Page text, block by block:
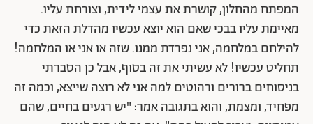
המפתח מהחלון, קושרת את עצמי לידית, וצורחת עליו.
מאיימת עליו בבכי שאם הוא יוצא עכשיו מהדלת הזאת כדי
להילחם במלחמה, אני נפרדת ממנו. שזה או אני או המלחמה!
תחליט עכשיו! לא עשיתי את זה בסוף, אבל כן הסברתי
בניסוחים ברורים ורהוטים למה אני לא רוצה שייצא, וכמה זה
מפחיד, ומצמת, והוא בתגובה אמר: "יש רגעים בחיים, שהם